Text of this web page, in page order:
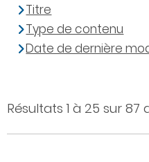
Résultats 1 à 25 sur 87
Titre
Type de contenu
Date de dernière